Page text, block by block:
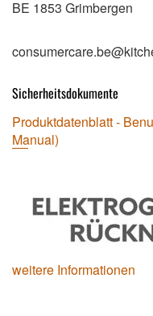
BE 1853 Grimbergen
Sicherheitsdokumente
Produktdatenblatt -
Manual)
weitere Informationen